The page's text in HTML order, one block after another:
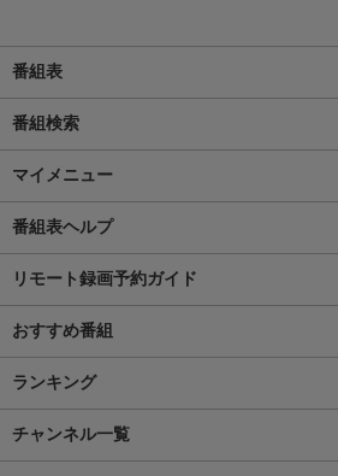
番組表
番組検索
マイメニュー
番組表ヘルプ
リモート録画予約ガイド
おすすめ番組
ランキング
チャンネル一覧